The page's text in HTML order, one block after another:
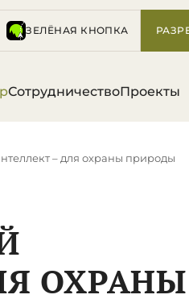
ЗЕЛЁНАЯ КНОПКА
СотрудничествоПроекты
– для охраны природы
ОХРАНЫ